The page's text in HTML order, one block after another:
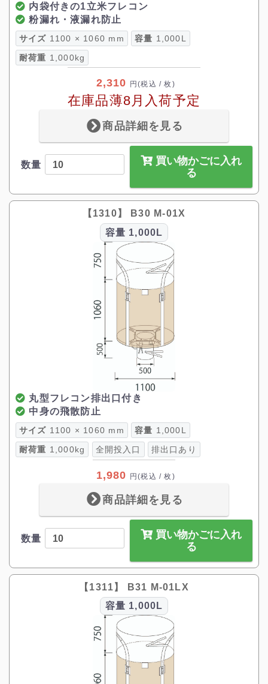
内袋付きの1立米フレコン
粉漏れ・液漏れ防止
サイズ 1100 × 1060 mm 容量 1,000L
耐荷重 1,000kg
2,310 円(税込 / 枚)
在庫品薄8月入荷予定
商品詳細を見る
数量
買い物かごに入れ
る
【1310】 B30 M-01X
容量 1,000L
丸型フレコン排出口付き
中身の飛散防止
サイズ 1100 × 1060 mm 容量 1,000L
耐荷重 1,000kg 全開投入口 排出口あり
1,980 円(税込 / 枚)
商品詳細を見る
数量
買い物かごに入れ
る
【1311】 B31 M-01LX
容量 1,000L